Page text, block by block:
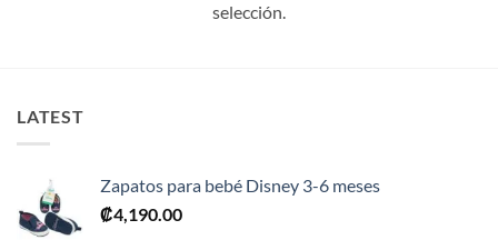
selección.
LATEST
Zapatos para bebé Disney 3-6 meses
₡4,190.00